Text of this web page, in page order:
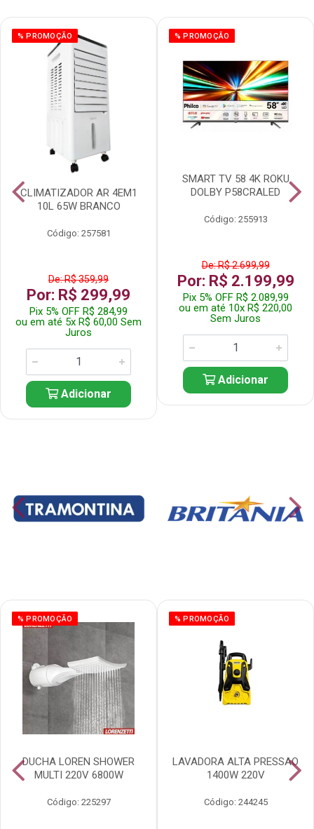
% PROMOÇÃO
CLIMATIZADOR AR 4EM1
10L 65W BRANCO
Código: 257581
De: R$ 359,99
Por: R$ 299,99
Pix 5% OFF R$ 284,99
ou em até 5x R$ 60,00 Sem
Juros
Adicionar
% PROMOÇÃO
SMART TV 58 4K ROKU
DOLBY P58CRALED
Código: 255913
De: R$ 2.699,99
Por: R$ 2.199,99
Pix 5% OFF R$ 2.089,99
ou em até 10x R$ 220,00
Sem Juros
Adicionar
% PROMOÇÃO
DUCHA LOREN SHOWER
MULTI 220V 6800W
Código: 225297
% PROMOÇÃO
LAVADORA ALTA PRESSAO
1400W 220V
Código: 244245